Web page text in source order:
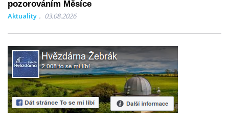
pozorováním Měsíce
Aktuality 03.08.2026